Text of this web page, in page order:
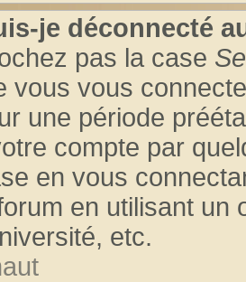
je déconnecté
pas la case
vous vous
une période
compte par
en vous
en utilisant un
etc.